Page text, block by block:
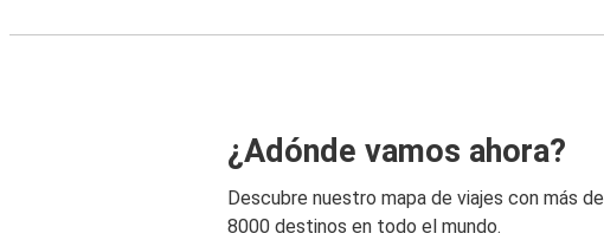
¿Adónde vamos ahora?
Descubre nuestro mapa de viajes con más de
8000 destinos en todo el mundo.